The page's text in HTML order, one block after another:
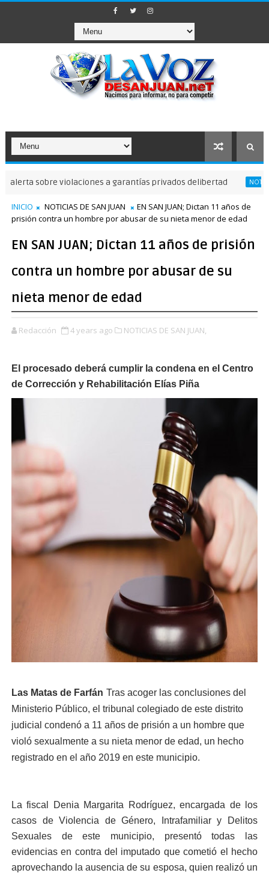
sobre violaciones a garantías privados delibertad NOTICIAS DE SAN
INICIO NOTICIAS DE SAN JUAN
EN SAN JUAN; Dictan 11 años de
prisión contra un hombre por abusar de su nieta menor de edad
EN SAN JUAN; Dictan 11 años de prisión
contra un hombre por abusar de su
nieta menor de edad
Redacción 4 years ago NOTICIAS DE SAN JUAN,
El procesado deberá cumplir la condena en el Centro
de Corrección y Rehabilitación Elías Piña
Las Matas de Farfán Tras acoger las conclusiones del
Ministerio Público, el tribunal colegiado de este distrito
judicial condenó a 11 años de prisión a un hombre que
violó sexualmente a su nieta menor de edad, un hecho
registrado en el año 2019 en este municipio.
La fiscal Denia Margarita Rodríguez, encargada de los
casos de Violencia de Género, Intrafamiliar y Delitos
Sexuales de este municipio, presentó todas las
evidencias en contra del imputado que cometió el hecho
aprovechando la ausencia de su esposa, quien realizó un